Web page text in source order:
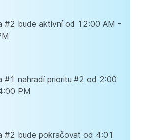
#2 bude aktivní od 12:00 AM -
#1 nahradí prioritu #2 od 2:00
PM
#2 bude pokračovat od 4:01